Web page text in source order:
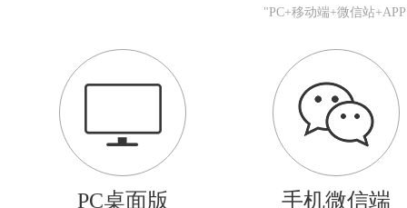
"PC+移动端+微信站
PC桌面版 手机微信端